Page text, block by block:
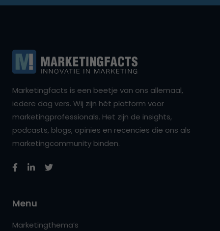
Marketingfacts is een beetje van ons allemaal,
iedere dag vers. Wij zijn hét platform voor
marketingprofessionals. Het zijn de insights,
podcasts, blogs, opinies en recencies die ons als
marketingcommunity binden.
Menu
Marketingthema’s